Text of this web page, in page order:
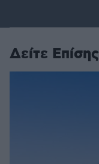
Δείτε Επίσης